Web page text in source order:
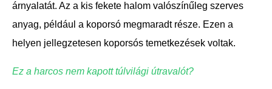
árnyalatát. Az a kis fekete halom valószínűleg szerves
anyag, például a koporsó megmaradt része. Ezen a
helyen jellegzetesen koporsós temetkezések voltak.
Ez a harcos nem kapott túlvilági útravalót?